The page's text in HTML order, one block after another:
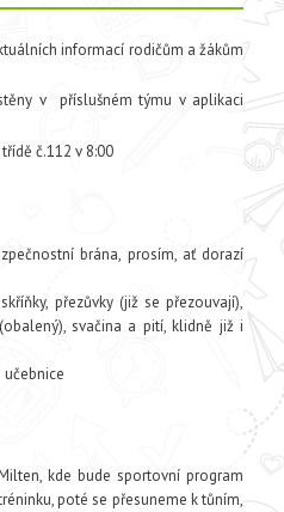
informací rodičům a žákům
v příslušném týmu v aplikaci
č.112 v 8:00
brána, prosím, ať dorazí
přezůvky (již se přezouvají),
svačina a pití, klidně již i
kde bude sportovní program
poté se přesuneme k tůním,